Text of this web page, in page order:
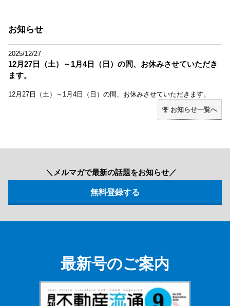
お知らせ
2025/12/27
12月27日（土）～1月4日（日）の間、お休みさせていただき
ます。
12月27日（土）～1月4日（日）の間、お休みさせていただきます。
お知らせ一覧へ
＼メルマガで最新の話題をお知らせ／
最新号のご案内